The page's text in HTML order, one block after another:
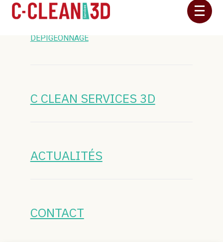
Aller
NETTOYAGE
DÉPIGEONNAGE
C CLEAN SERVICES 3D
ACTUALITÉS
CONTACT